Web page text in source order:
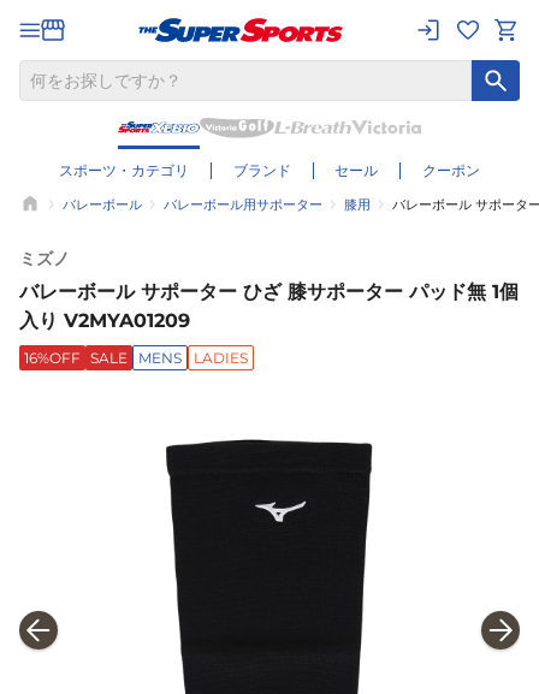
スポーツ・カテゴリ ブランド セール クーポン
バレーボール バレーボール用サポーター 膝用 バレーボール サポータ
ミズノ
バレーボール サポーター ひざ 膝サポーター パッド無 1個
入り V2MYA01209
16%OFF SALE MENS LADIES